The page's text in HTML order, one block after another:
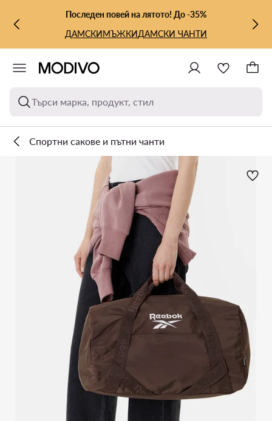
КЪМ ОСНОВНОТО СЪДЪРЖАНИЕ
КЪМ ТЪРСЕНЕПоследен повей на лятото! До -35%
ДАМСКИМЪЖКИДАМСКИ ЧАНТИ
Търси марка, продукт, стил
Спортни сакове и пътни чанти